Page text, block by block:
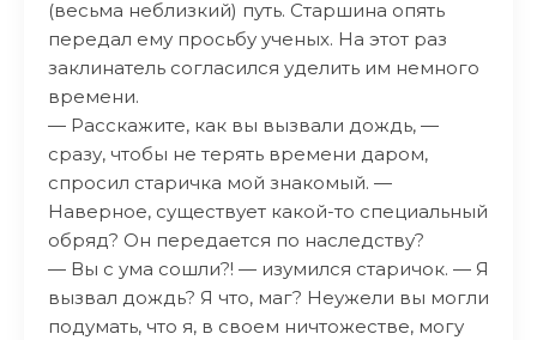
(весьма неблизкий) путь. Старшина опять
передал ему просьбу ученых. На этот раз
заклинатель согласился уделить им немного
времени.
— Расскажите, как вы вызвали дождь, —
сразу, чтобы не терять времени даром,
спросил старичка мой знакомый. —
Наверное, существует какой-то специальный
обряд? Он передается по наследству?
— Вы с ума сошли?! — изумился старичок. — Я
вызвал дождь? Я что, маг? Неужели вы могли
подумать, что я, в своем ничтожестве, могу